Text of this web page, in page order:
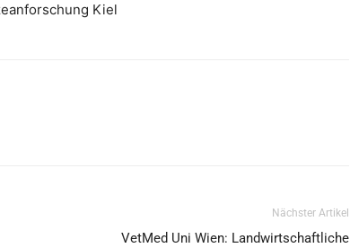
Kiel
Nächster Artikel
VetMed Uni Wien: Landwirtschaftliche